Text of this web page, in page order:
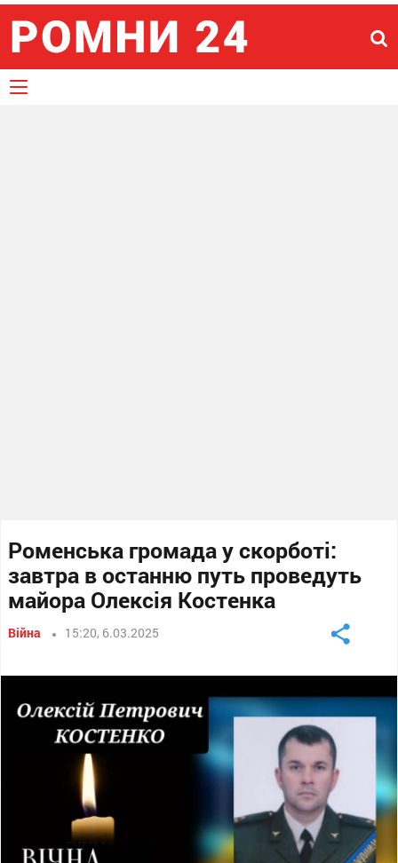
Роменська громада у скорботі:
завтра в останню путь проведуть
майора Олексія Костенка
Війна 15:20, 6.03.2025